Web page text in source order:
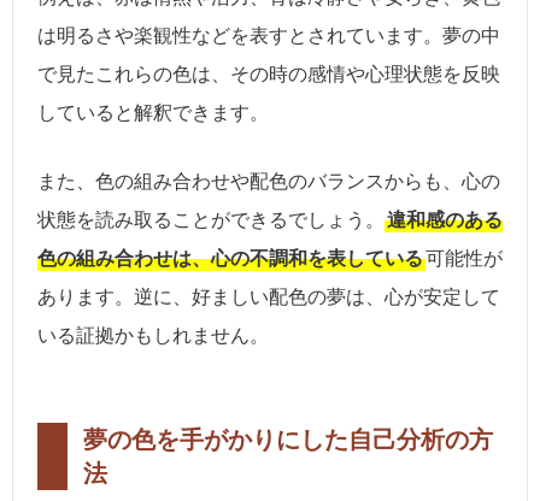
は明るさや楽観性などを表すとされています。夢の中
で見たこれらの色は、その時の感情や心理状態を反映
していると解釈できます。
また、色の組み合わせや配色のバランスからも、心の
状態を読み取ることができるでしょう。
違和感のある
色の組み合わせは、心の不調和を表している可能性が
あります。逆に、好ましい配色の夢は、心が安定して
いる証拠かもしれません。
夢の色を手がかりにした自己分析の方
法